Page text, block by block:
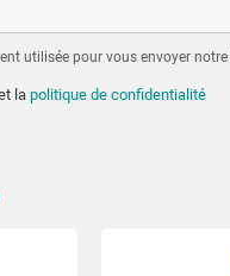
utilisée pour vous envoyer
lapolitique de confidentialité